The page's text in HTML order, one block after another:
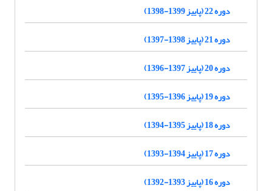
دوره 22 (پاییز 1399-1398)
دوره 21 (پاییز 1398-1397)
دوره 20 (پاییز 1397-1396)
دوره 19 (پاییز 1396-1395)
دوره 18 (پاییز 1395-1394)
دوره 17 (پاییز 1394-1393)
دوره 16 (پاییز 1393-1392)